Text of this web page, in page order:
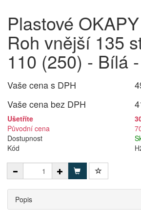
Plastové
Roh vnější 135
110 (250) - Bílá
Vaše cena s DPH
Vaše cena bez DPH
Ušetříte
Původní cena
Dostupnost
Kód
Popis